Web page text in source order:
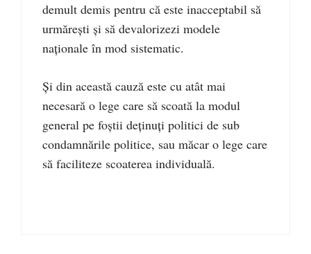
demult demis pentru că este inacceptabil să
urmărești și să devalorizezi modele
naționale în mod sistematic.
Și din această cauză este cu atât mai
necesară o lege care să scoată la modul
general pe foștii deținuți politici de sub
condamnările politice, sau măcar o lege care
să faciliteze scoaterea individuală.